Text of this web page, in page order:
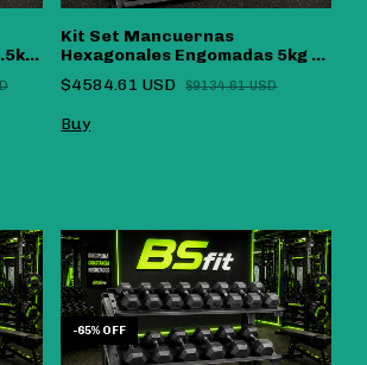
Kit Set Mancuernas
Hexagonales Engomadas 5kg A
15kg
$4584.61 USD $9134.61 USD
-65% OFF